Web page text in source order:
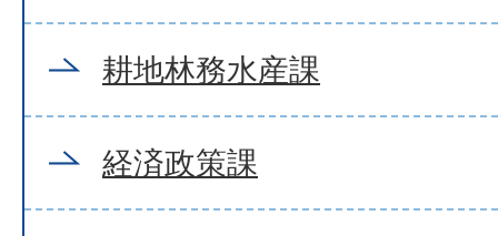
耕地林務水産課
経済政策課